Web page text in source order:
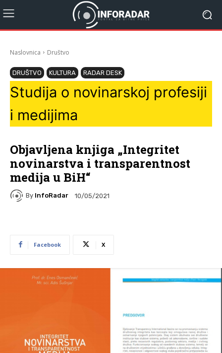
Naslovnica Društvo
DRUŠTVO KULTURA RADAR DESK
Studija o novinarskoj profesiji
i medijima
Objavljena knjiga „Integritet
novinarstva i transparentnost
medija u BiH“
By InfoRadar 10/05/2021
Facebook X